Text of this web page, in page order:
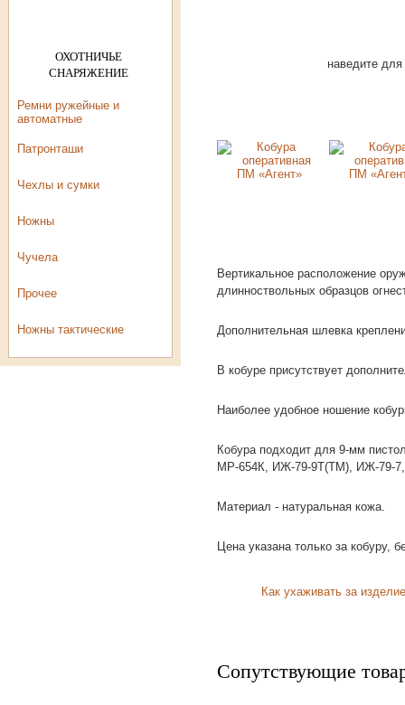
наведите
Вертикальное расположение
длинноствольных образцов
Дополнительная шлевка
В кобуре присутствует
Наиболее удобное ношение
Кобура подходит для 9-мм
МР-654К, ИЖ-79-9Т(ТМ), ИЖ-79-
Материал - натуральная кожа.
Цена указана только за кобуру,
Как ухаживать за
Сопутствующие
ОХОТНИЧЬЕ
СНАРЯЖЕНИЕ
Ремни ружейные и
автоматные
Патронташи
Чехлы и сумки
Ножны
Чучела
Прочее
Ножны тактические